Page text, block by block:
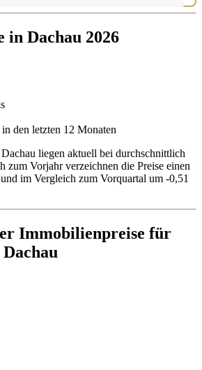
in Dachau 2026
den letzten 12 Monaten
liegen aktuell bei durchschnittlich
zum Vorjahr verzeichnen die Preise einen
im Vergleich zum Vorquartal um -0,51
Immobilienpreise für